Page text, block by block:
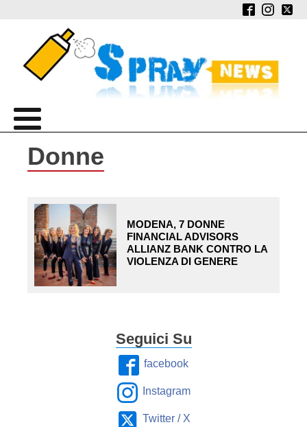
Donne
MODENA, 7 DONNE
FINANCIAL ADVISORS
ALLIANZ BANK CONTRO LA
VIOLENZA DI GENERE
Seguici Su
facebook
Instagram
Twitter / X